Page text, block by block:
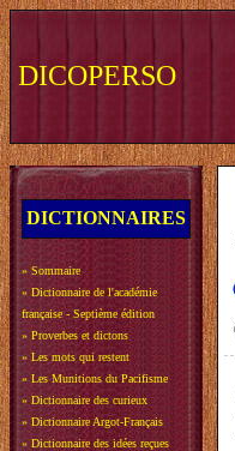
DICOPERSO
DICTIONNAIRES
» Sommaire
» Dictionnaire de l'académie
française - Septième édition
» Proverbes et dictons
» Les mots qui restent
» Les Munitions du Pacifisme
» Dictionnaire des curieux
» Dictionnaire Argot-Français
» Dictionnaire des idées reçues